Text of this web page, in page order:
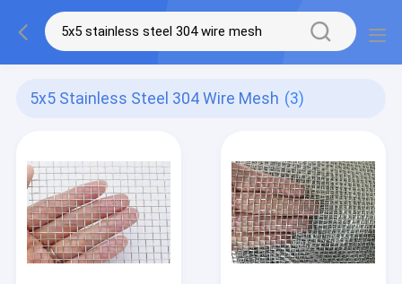
5x5 Stainless Steel 304 Wire Mesh (3)